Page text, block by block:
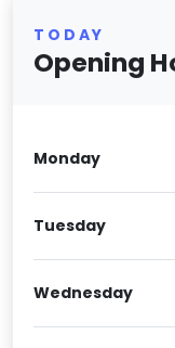
TODAY
Opening
Monday
Tuesday
Wednesday